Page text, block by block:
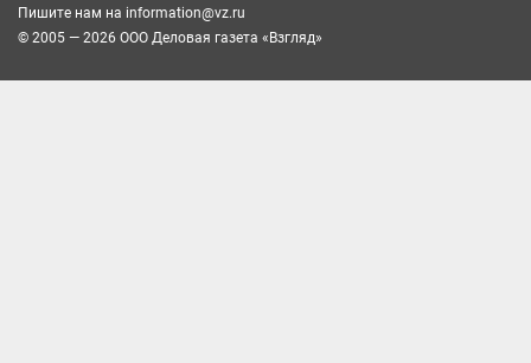
Пишите нам на information@vz.ru
© 2005 — 2026 ООО Деловая газета «Взгляд»